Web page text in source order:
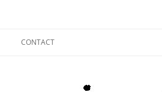
CONTACT